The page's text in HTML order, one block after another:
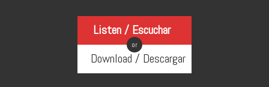
Listen / Escuchar
or
Download / Descargar